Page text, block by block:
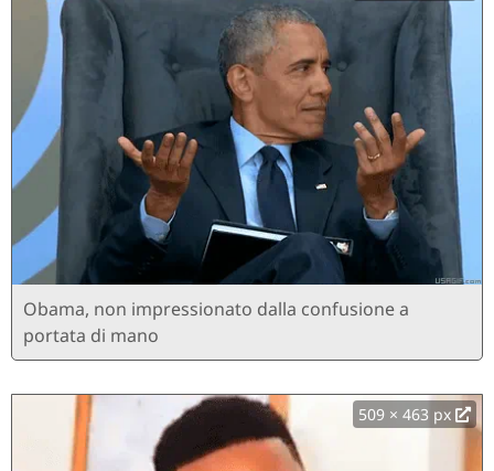
Obama, non impressionato dalla confusione a
portata di mano
509 × 463 px